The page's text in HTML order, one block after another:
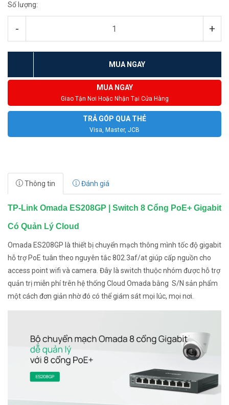
Số lượng:
- +
MUA NGAY
MUA NGAY
Giao Tận Nơi Hoặc Nhận Tại Cửa Hàng
TRẢ GÓP QUA THẺ
Visa, Master, JCB
Thông tin Đánh giá
TP-Link Omada ES208GP | Switch 8 Cổng PoE+ Gigabit
Có Quản Lý Cloud
Omada ES208GP là thiết bị chuyển mạch thông mình tốc độ gigabit
hỗ trợ PoE tuân theo nguyên tắc 802.3af/at giúp cấp nguồn cho
access point wifi và camera. Đây là switch thuộc nhóm được hỗ trợ
quản trị miễn phí trên hệ thống Cloud Omada bằng S/N sản phẩm
một cách đơn giản nhờ đó có thể giám sát mọi lúc, mọi nơi.